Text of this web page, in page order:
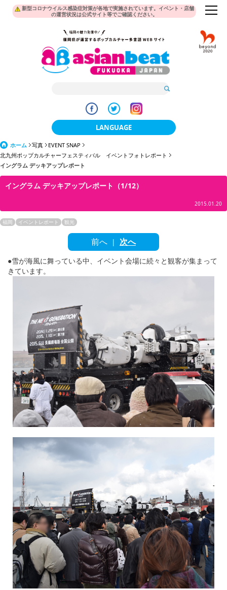
新型コロナウイルス感染症対策が各地で実施されています。イベント・店舗
の運営状況は公式サイト等でご確認ください。
LANGUAGE
簡体中文
ภาษาไทย
ホーム 写真
EVENT SNAP
北九州ポップカルチャーフェスティバル イベントフォトレポート
イングラム デッキアップレポート
イングラム デッキアップレポート（1/12）
2015.01.20
福岡 イベントレポート 観光
前へ | 次へ
●雪が海風に舞っている中、イベント会場に続々と観客が集まって
きています。